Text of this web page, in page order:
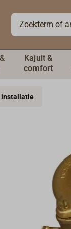
Kajuit &
comfort
installatie